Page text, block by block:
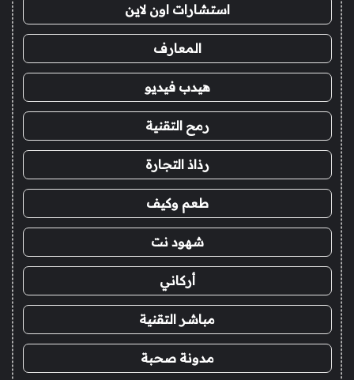
استشارات اون لاين
المعارف
هيدب فيديو
رمح التقنية
رذاذ التجارة
طعم وكيف
شهود نت
أركاني
مباشر التقنية
مدونة صحبة